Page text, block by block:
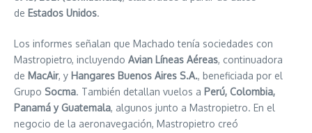
de Estados Unidos.
Los informes señalan que Machado tenía sociedades con
Mastropietro, incluyendo Avian Líneas Aéreas, continuadora
de MacAir, y Hangares Buenos Aires S.A., beneficiada por el
Grupo Socma. También detallan vuelos a Perú, Colombia,
Panamá y Guatemala, algunos junto a Mastropietro. En el
negocio de la aeronavegación, Mastropietro creó